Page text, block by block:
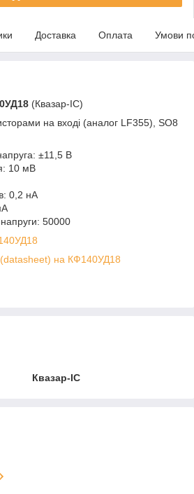
Доставка Оплата Умови
(Квазар-ІС)
на вході (аналог LF355), SO8
±11,5 В
10 мВ
0,2 нА
напруги: 50000
(datasheet) на КФ140УД18
Квазар-ІС